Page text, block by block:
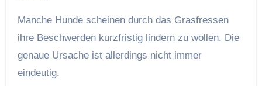
Manche Hunde scheinen durch das Grasfressen
ihre Beschwerden kurzfristig lindern zu wollen. Die
genaue Ursache ist allerdings nicht immer
eindeutig.